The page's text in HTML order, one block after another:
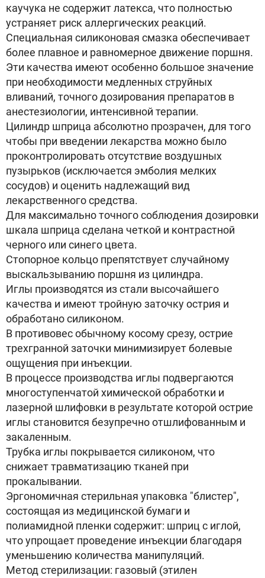
каучука не содержит латекса, что полностью
устраняет риск аллергических реакций.
Специальная силиконовая смазка обеспечивает
более плавное и равномерное движение поршня.
Эти качества имеют особенно большое значение
при необходимости медленных струйных
вливаний, точного дозирования препаратов в
анестезиологии, интенсивной терапии.
Цилиндр шприца абсолютно прозрачен, для того
чтобы при введении лекарства можно было
проконтролировать отсутствие воздушных
пузырьков (исключается эмболия мелких
сосудов) и оценить надлежащий вид
лекарственного средства.
Для максимально точного соблюдения дозировки
шкала шприца сделана четкой и контрастной
черного или синего цвета.
Стопорное кольцо препятствует случайному
выскальзыванию поршня из цилиндра.
Иглы производятся из стали высочайшего
качества и имеют тройную заточку острия и
обработано силиконом.
В противовес обычному косому срезу, острие
трехгранной заточки минимизирует болевые
ощущения при инъекции.
В процессе производства иглы подвергаются
многоступенчатой химической обработки и
лазерной шлифовки в результате которой острие
иглы становится безупречно отшлифованным и
закаленным.
Трубка иглы покрывается силиконом, что
снижает травматизацию тканей при
прокалывании.
Эргономичная стерильная упаковка "блистер",
состоящая из медицинской бумаги и
полиамидной пленки содержит: шприц с иглой,
что упрощает проведение инъекции благодаря
уменьшению количества манипуляций.
Метод стерилизации: газовый (этилен